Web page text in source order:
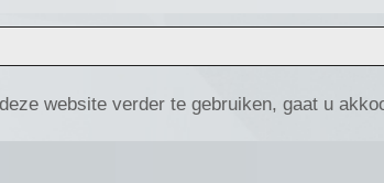
website verder te gebruiken, gaat u